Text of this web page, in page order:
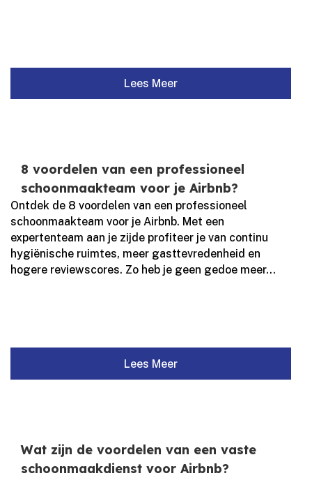
Lees Meer
8 voordelen van een professioneel
schoonmaakteam voor je Airbnb?
Ontdek de 8 voordelen van een professioneel
schoonmaakteam voor je Airbnb.​ Met een
expertenteam aan je zijde profiteer je van continu
hygiënische ruimtes, meer gasttevredenheid en
hogere reviewscores.​ Zo heb je geen gedoe meer...
Lees Meer
Wat zijn de voordelen van een vaste
schoonmaakdienst voor Airbnb?